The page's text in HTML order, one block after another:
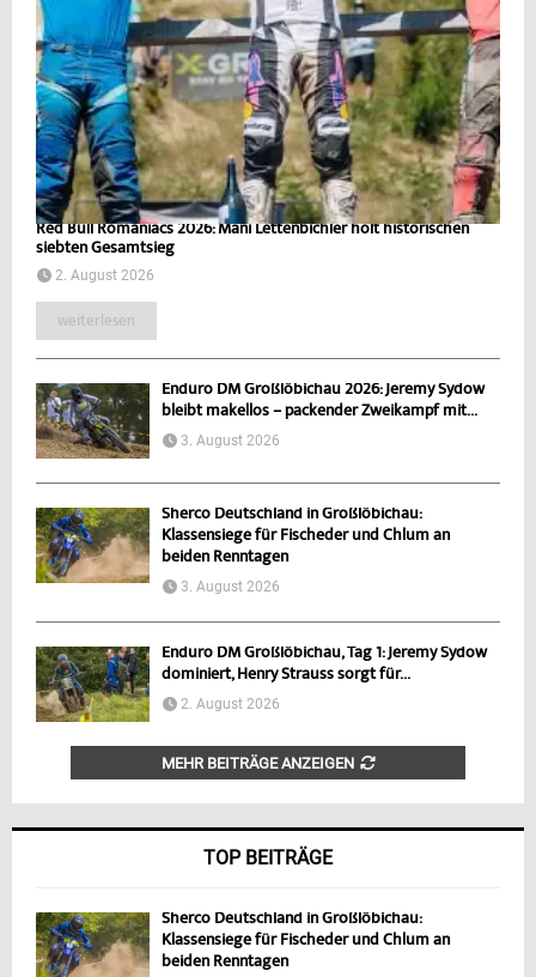
Red Bull Romaniacs 2026: Mani Lettenbichler holt historischen
siebten Gesamtsieg
2. August 2026
weiterlesen
Enduro DM Großlöbichau 2026: Jeremy Sydow
bleibt makellos – packender Zweikampf mit...
3. August 2026
Sherco Deutschland in Großlöbichau:
Klassensiege für Fischeder und Chlum an
beiden Renntagen
3. August 2026
Enduro DM Großlöbichau, Tag 1: Jeremy Sydow
dominiert, Henry Strauss sorgt für...
2. August 2026
MEHR BEITRÄGE ANZEIGEN
TOP BEITRÄGE
Sherco Deutschland in Großlöbichau:
Klassensiege für Fischeder und Chlum an
beiden Renntagen